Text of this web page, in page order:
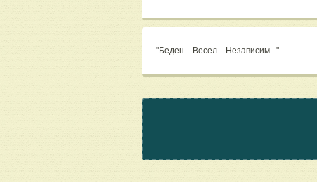
"Беден... Весел... Независим..."